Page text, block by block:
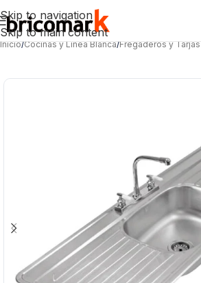
Skip to navigation
Skip to main content
Inicio/Cocinas y Línea Blanca/Fregaderos y Tarjas